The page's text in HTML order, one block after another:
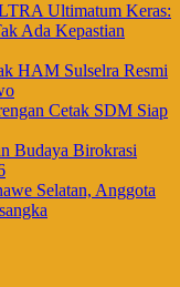
Ultimatum Keras:
Ada Kepastian
HAM Sulselra Resmi
Cetak SDM Siap
Budaya Birokrasi
Selatan, Anggota